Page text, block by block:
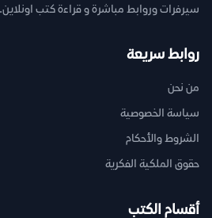
سيرفرات وروابط مباشرة و قراءة كتب اونلاين.
روابط سريعة
من نحن
سياسة الخصوصية
الشروط والأحكام
حقوق الملكية الفكرية
أقسام الكتب